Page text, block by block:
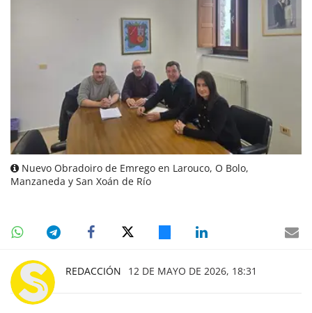
Nuevo Obradoiro de Emrego en Larouco, O Bolo,
Manzaneda y San Xoán de Río
REDACCIÓN 12 DE MAYO DE 2026, 18:31